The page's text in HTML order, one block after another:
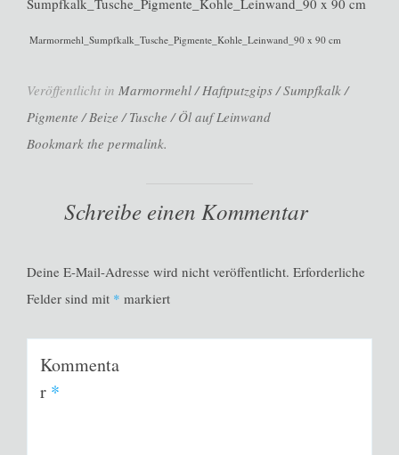
Marmormehl_Sumpfkalk_Tusche_Pigmente_Kohle_Leinwand_90 x 90 cm
Veröffentlicht in Marmormehl / Haftputzgips / Sumpfkalk /
Pigmente / Beize / Tusche / Öl auf Leinwand
Bookmark the permalink.
Schreibe einen Kommentar
Deine E-Mail-Adresse wird nicht veröffentlicht. Erforderliche
Felder sind mit * markiert
Kommenta
r *